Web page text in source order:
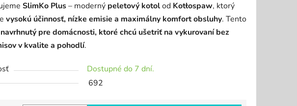
SlimKo Plus– moderný peletový kotolod Kotłospaw, ktorý
vysokú účinnosť, nízke emisie a maximálny komfort obsluhy. Tento
navrhnutý pre domácnosti, ktoré chcú ušetriť na vykurovaní bez
v kvalite a pohodlí.
Dostupné do 7 dní.
692